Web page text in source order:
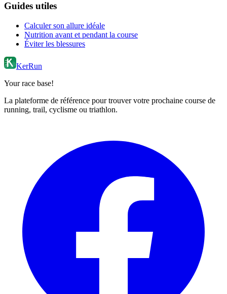
Guides utiles
Calculer son allure idéale
Nutrition avant et pendant la course
Éviter les blessures
KerRun
Your race base!
La plateforme de référence pour trouver votre prochaine course de
running, trail, cyclisme ou triathlon.